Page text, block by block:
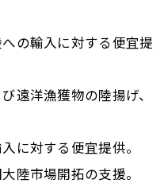
の輸入に対する便宜提
遠洋漁獲物の陸揚げ、
に対する便宜提供。
陸市場開拓の支援。